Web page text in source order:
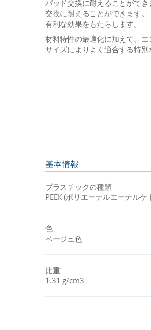
パッド交換に耐えることができ
交換に耐えることができます
有利な効果をもたらします。
材料特性の最適化に加えて、
サイズによりよく適合する特
基本情報
プラスチックの種類
PEEK (ポリエーテルエーテルケ
色
ベージュ色
比重
1.31 g/cm3